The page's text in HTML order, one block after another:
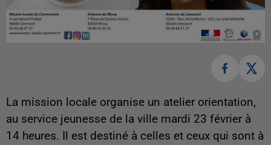
La mission locale organise un atelier orientation,
au service jeunesse de la ville mardi 23 février à
14 heures. Il est destiné à celles et ceux qui sont à